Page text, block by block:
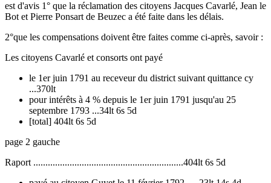
est d'avis 1° que la réclamation des citoyens Jacques Cavarlé, Jean le
Bot et Pierre Ponsart de Beuzec a été faite dans les délais.
2°que les compensations doivent être faites comme ci-après, savoir :
Les citoyens Cavarlé et consorts ont payé
le 1er juin 1791 au receveur du district suivant quittance cy
...370lt
pour intérêts à 4 % depuis le 1er juin 1791 jusqu'au 25
septembre 1793 ...34lt 6s 5d
[total] 404lt 6s 5d
page 2 gauche
Raport ..............................................................404lt 6s 5d